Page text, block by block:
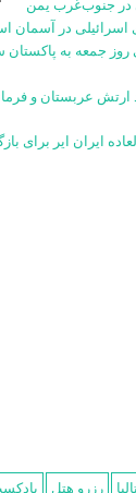
در جنوب‌غرب یمن
اسرائیلی در آسمان
روز جمعه به
ارتش عربستان و
ایران ایر برای
رزرو هتل